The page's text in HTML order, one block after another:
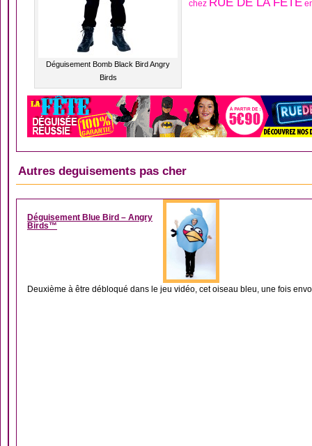
Déguisement Bomb Black Bird Angry
Birds
chez
Autres deguisements pas cher
DÉGUISEMENT
Déguisement Blue Bird – Angry
Birds™
Deuxième à être débloqué dans le jeu vidéo, cet oiseau bleu, une fois